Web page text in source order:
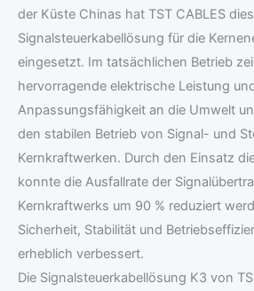
der Küste Chinas hat TST CABLES
Signalsteuerkabellösung für die
eingesetzt. Im tatsächlichen Betrieb
hervorragende elektrische Leistung
Anpassungsfähigkeit an die Umwelt
den stabilen Betrieb von Signal- und
Kernkraftwerken. Durch den Einsatz
konnte die Ausfallrate der
Kernkraftwerks um 90 % reduziert
Sicherheit, Stabilität und
erheblich verbessert.
Die Signalsteuerkabellösung K3 von